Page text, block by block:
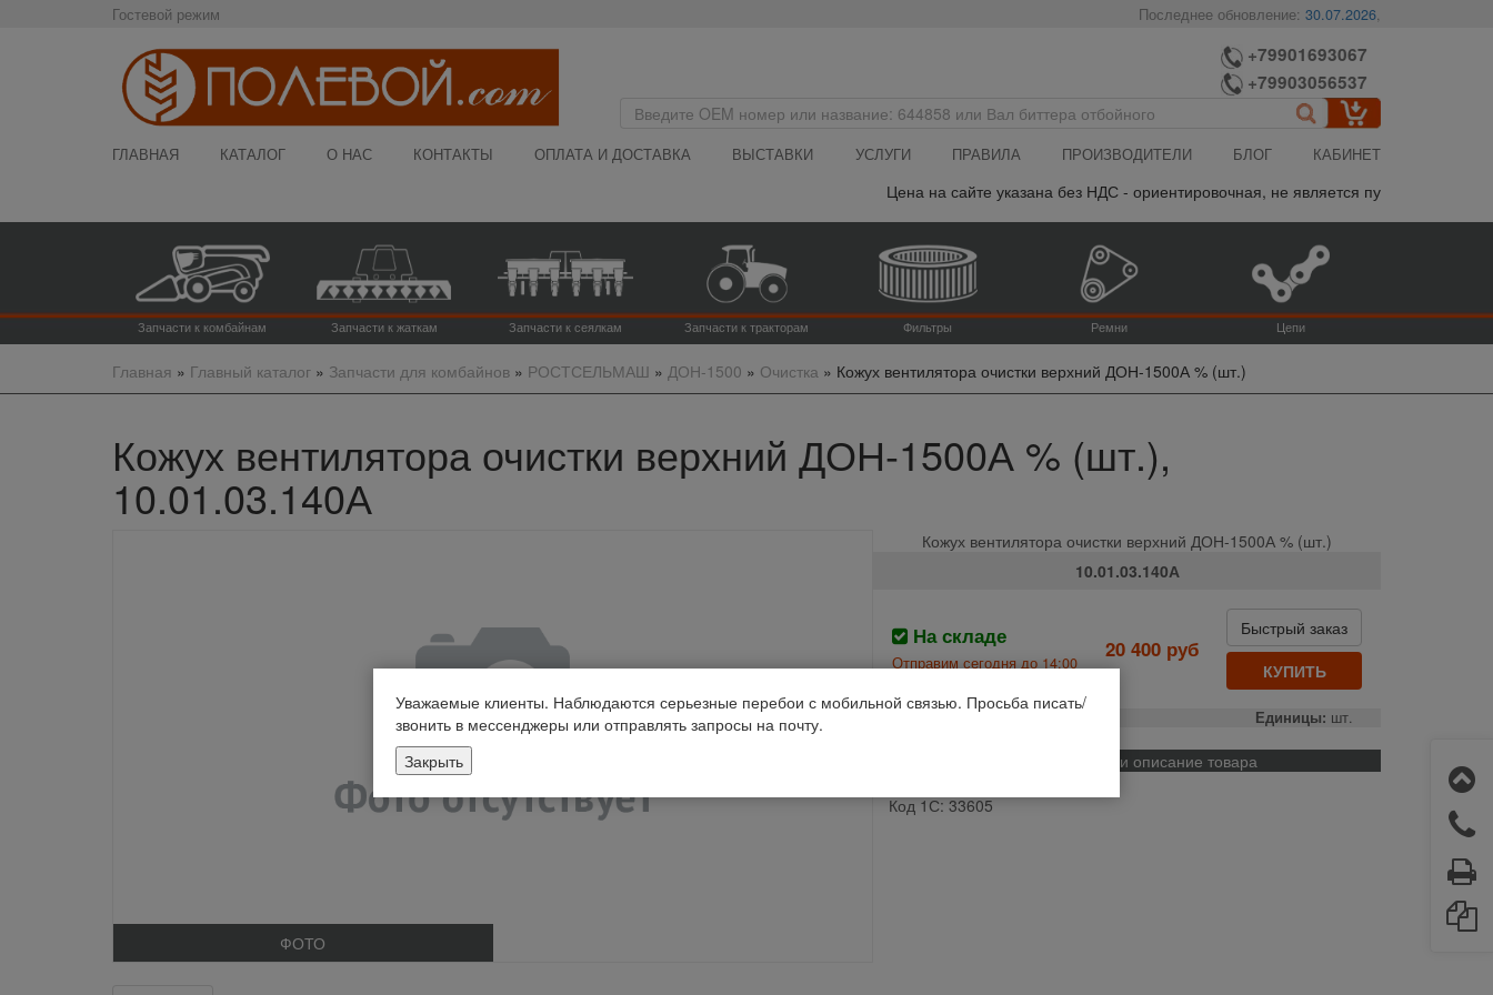
Гостевой режим Последнее обновление:30.07.2026,
+79901693067
+79903056537
ГЛАВНАЯ КАТАЛОГ О НАС КОНТАКТЫ ОПЛАТА И ДОСТАВКА ВЫСТАВКИ УСЛУГИ ПРАВИЛА ПРОИЗВОДИТЕЛИ БЛОГ КАБИНЕТ
Цена на сайте указана без НДС - ориентировочная, не является публичной
Запчасти к комбайнам Запчасти к жаткам Запчасти к сеялкам Запчасти к тракторам Фильтры Ремни Цепи
Главная » Главный каталог» Запчасти для комбайнов» РОСТСЕЛЬМАШ » ДОН-1500 » Очистка» Кожух вентилятора очистки верхний ДОН-1500А % (шт.)
Кожух вентилятора очистки верхний ДОН-1500А % (шт.),
10.01.03.140А
ФОТО
Кожух вентилятора очистки верхний ДОН-1500А % (шт.)
10.01.03.140А
На складе
Отправим сегодня до 14:00
20 400 руб
Быстрый заказ
КУПИТЬ
Производство: Единицы: шт.
Применяемость и описание товара
Код 1С: 33605
Уважаемые клиенты. Наблюдаются серьезные перебои с мобильной связью. Просьба писать/
звонить в мессенджеры или отправлять запросы на почту.
Закрыть